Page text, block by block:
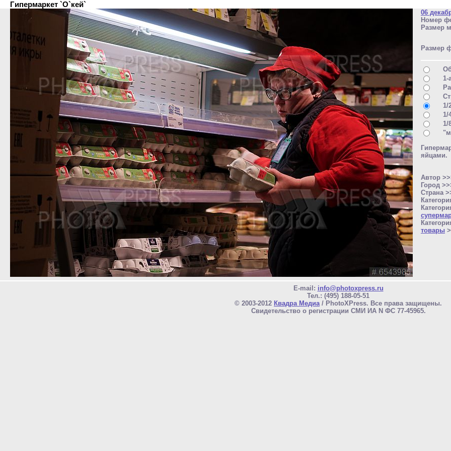
Гипермаркет `О`кей`
06
Номер
Размер
Размер
1-
1/
1/
1/
яйцами.
Автор
Город
Страна
товары
E-mail: info@photoxpress.ru
Тел.: (495) 188-05-51
© 2003-2012 Квадра Медиа/ PhotoXPress. Все права защищены.
Свидетельство о регистрации СМИ ИА N ФС 77-45965.